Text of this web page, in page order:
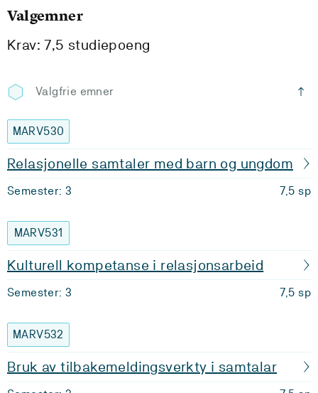
Valgemner
Krav: 7,5 studiepoeng
Valgfrie emner
MARV530
Relasjonelle samtaler med barn og ungdom
Semester: 3 7,5 sp
MARV531
Kulturell kompetanse i relasjonsarbeid
Semester: 3 7,5 sp
MARV532
Bruk av tilbakemeldingsverkty i samtalar